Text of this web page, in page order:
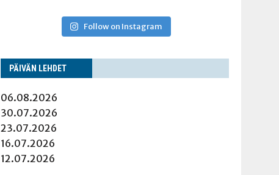
Follow on Instagram
PÄI­VÄN LEHDET
06.08.2026
30.07.2026
23.07.2026
16.07.2026
12.07.2026